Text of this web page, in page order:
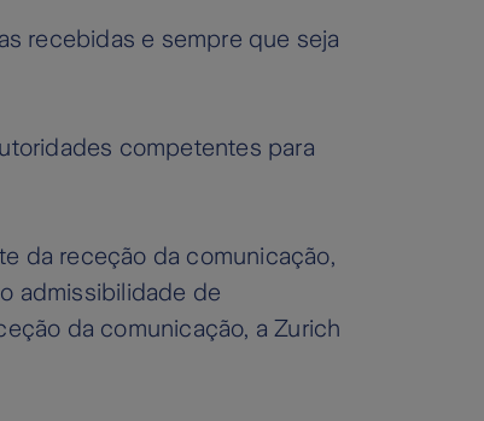
recebidas e sempre que seja
competentes para
da receção da comunicação,
admissibilidade de
da comunicação, a Zurich